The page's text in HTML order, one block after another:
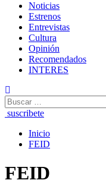
Noticias
Estrenos
Entrevistas
Cultura
Opinión
Recomendados
INTERES
Buscar:
suscribete
Inicio
FEID
FEID